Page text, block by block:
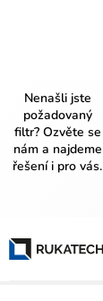
Nenašli jste
požadovaný
filtr? Ozvěte se
nám a najdeme
řešení i pro vás.